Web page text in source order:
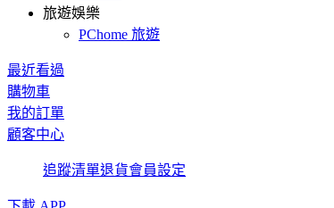
旅遊娛樂
PChome 旅遊
最近看過
購物車
我的訂單
顧客中心
追蹤清單退貨會員設定